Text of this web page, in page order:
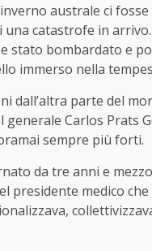
australe ci
catastrofe in
stato bombardato e
immerso nella
parte del
Carlos Prats
sempre più forti.
da tre anni e
presidente medico